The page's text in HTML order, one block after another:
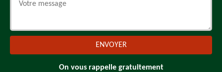
On vous rappelle gratuitement